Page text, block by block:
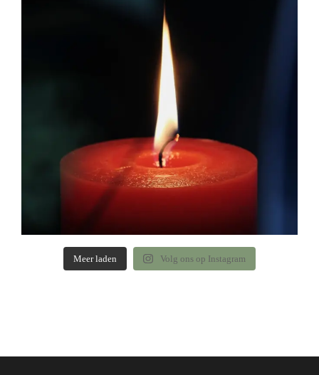
Meer laden Volg ons op Instagram